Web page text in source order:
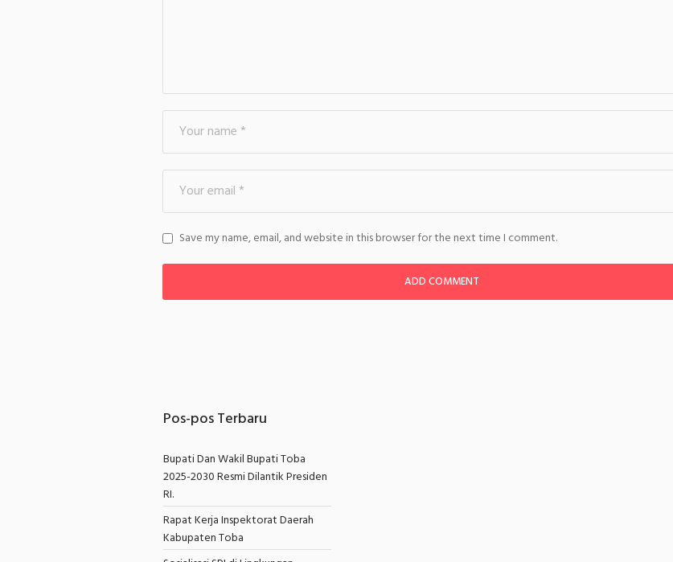
Save my name, email, and website in this browser for the next time I comment.
Pos-pos Terbaru
Bupati Dan Wakil Bupati Toba
2025-2030 Resmi Dilantik Presiden
RI.
Rapat Kerja Inspektorat Daerah
Kabupaten Toba